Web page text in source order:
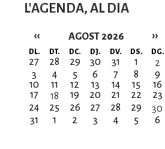
L'AGENDA, AL DIA
AGOST 2026
Paginació
‹‹ ››
DL. DT. DC. DJ. DV. DS. DG.
27 28 29 30 31 1
2
3
4 5 6 7 8
9
10
11 12 13 14 15
16
17
18 19 20 21 22
23
24
25 26 27 28 29
30
31
1 2 3 4 5 6